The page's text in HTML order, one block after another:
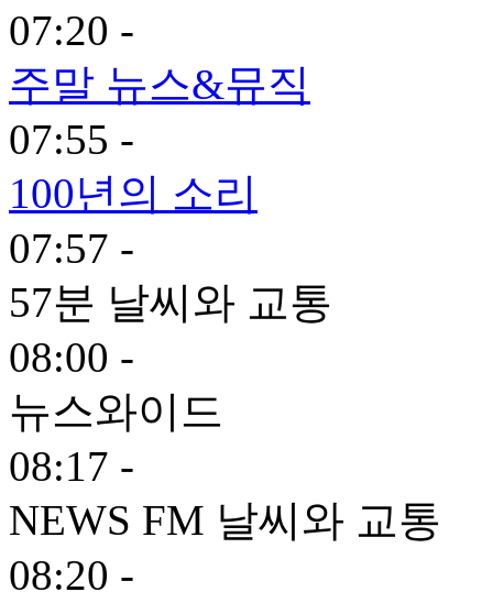
07:20 -
주말 뉴스&뮤직
07:55 -
100년의 소리
07:57 -
57분 날씨와 교통
08:00 -
뉴스와이드
08:17 -
NEWS FM 날씨와 교통
08:20 -